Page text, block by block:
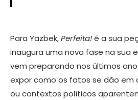
Para Yazbek,Perfeita!é a sua
inaugura uma nova fase na sua
vem preparando nos últimos
expor como os fatos se dão em
ou contextos políticos